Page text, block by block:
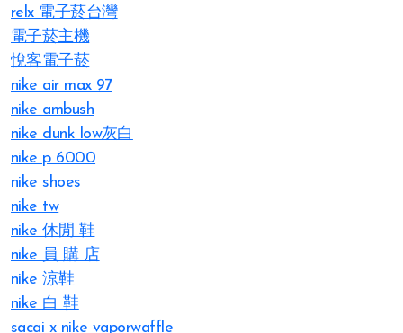
relx 電子菸台灣
電子菸主機
悅客電子菸
nike air max 97
nike ambush
nike dunk low灰白
nike p 6000
nike shoes
nike tw
nike 休閒 鞋
nike 員 購 店
nike 涼鞋
nike 白 鞋
sacai x nike vaporwaffle